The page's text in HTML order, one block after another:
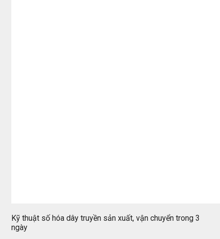
Kỹ thuật số hóa dây truyền sản xuất, vận chuyển trong 3
ngày